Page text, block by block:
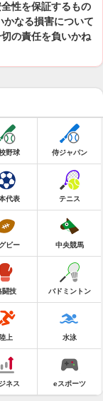
性を保証するもの
なる損害について
の責任を負いかね
野球 侍ジャパン
代表 テニス
ビー 中央競馬
闘技 バドミントン
陸上 水泳
ネス eスポーツ